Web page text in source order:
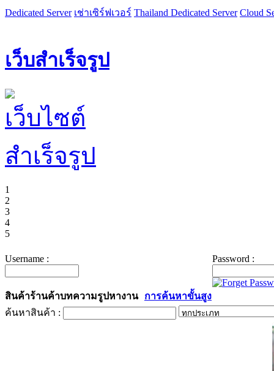
Dedicated Server เช่าเซิร์ฟเวอร์ Thailand Dedicated Server Cloud
เว็บสำเร็จรูป
1
2
3
4
5
Username : Password :
สินค้าร้านค้าบทความรูปหางาน
การค้นหาขั้นสูง
ค้นหาสินค้า :